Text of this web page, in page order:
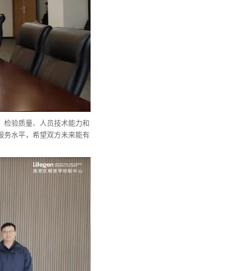
检验质量、人员技术能力和
务水平，希望双方未来能有